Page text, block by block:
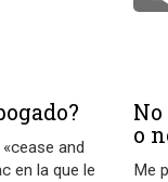
and
en la que le
o
Me